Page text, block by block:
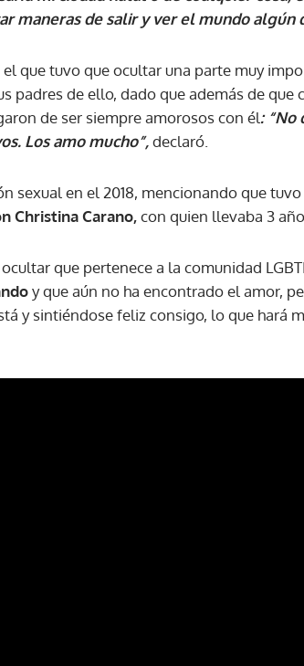
maneras de salir y ver el mundo algún
que tuvo que ocultar una parte muy
padres de ello, dado que además de que
de ser siempre amorosos con él: “No
Los amo mucho”,declaró.
sexual en el 2018, mencionando que tuvo
Christina Carano,con quien llevaba 3
que pertenece a la comunidad
y que aún no ha encontrado el amor,
y sintiéndose feliz consigo, lo que hará